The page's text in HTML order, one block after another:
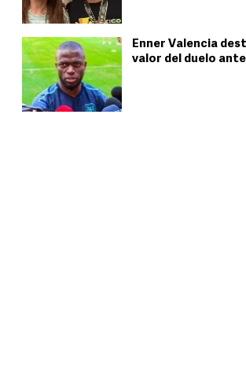
Enner Valencia
valor del duelo